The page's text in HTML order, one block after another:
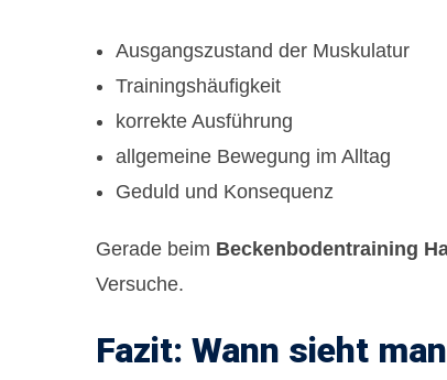
Ausgangszustand der Muskulatur
Trainingshäufigkeit
korrekte Ausführung
allgemeine Bewegung im Alltag
Geduld und Konsequenz
Gerade beim Beckenbodentraining
Versuche.
Fazit: Wann sieht